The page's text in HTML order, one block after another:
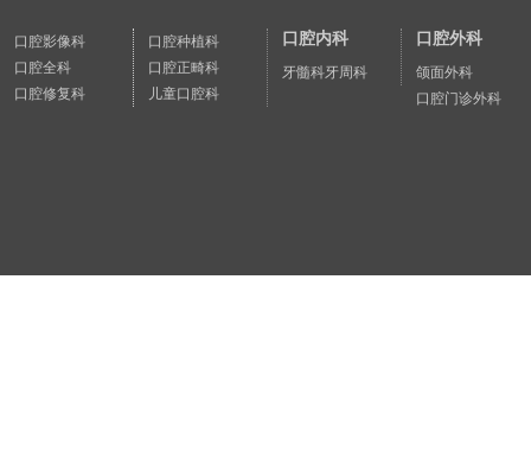
口腔影像科
口腔全科
口腔修复科
口腔种植科
口腔正畸科
儿童口腔科
口腔内科
牙髓科牙周科
口腔外科
颌面外科
口腔门诊外科